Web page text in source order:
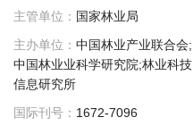
主管单位： 国家林业局
主办单位： 中国林业产业联合会;
中国林业业科学研究院;林业科技
信息研究所
国际刊号： 1672-7096